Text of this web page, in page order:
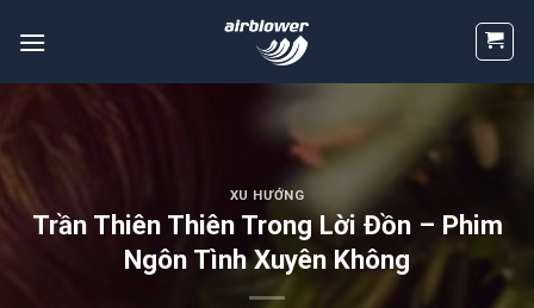
XU HƯỚNG
Trần Thiên Thiên Trong Lời Đồn – Phim
Ngôn Tình Xuyên Không